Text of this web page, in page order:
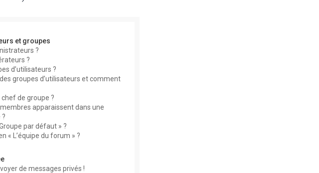
et groupes
?
?
d’utilisateurs ?
groupes d’utilisateurs et comment
de groupe ?
apparaissent dans une
par défaut » ?
« L’équipe du forum » ?
de messages privés !